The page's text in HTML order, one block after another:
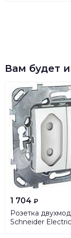
Вам будет
1 704 ₽
Розетка
Schneider